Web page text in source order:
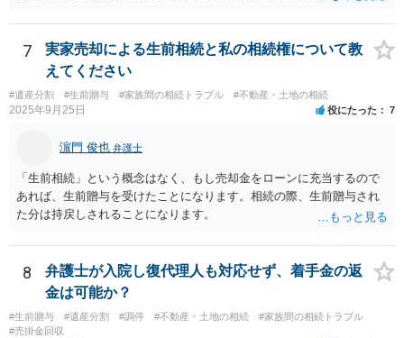
法として考えられるものとしては、 ①信託（家族信託・目的信託） 財
産を信託口に移し、受託者（信頼できる友人や専門職）に管理させ、
・生存中はあなたの生活費・介護費に優先充当 ・残余を友人や慈善団
体へ と使途を厳格に指定。相続ではなく信託帰属になるため、子の関
与を大きく排除できます。 ②遺言＋生命保険の組合せ 生活資金は手元
に残し、余剰資金で受取人を友人・団体にした保険を活用。保険金は
因贈与 「介護・見守り等を条件に、死亡時に財産を渡す」契約。条件
不履行なら無効にでき、老後の安心を担保できます。 ④ 寄附予約＋解
除条件 慈善団体への寄附を予約しつつ、資金不足時は解除できる条項
を設定。 などがあり得るかと思われます。
7
実家売却による生前相続と私の相続権について教
えてください
#遺産分割 #生前贈与 #家族間の相続トラブル #不動産・土地の相続
2025年9月25日 役にたった 7
濵門 俊也 弁護士
「生前相続」という概念はなく、もし売却金をローンに充当するので
あれば、生前贈与を受けたことになります。相続の際、生前贈与され
た分は持戻しされることになります。
8
弁護士が入院し復代理人も対応せず、着手金の返
金は可能か？
#生前贈与 #遺産分割 #調停 #不動産・土地の相続
#家族間の相続トラブル
#売掛金回収